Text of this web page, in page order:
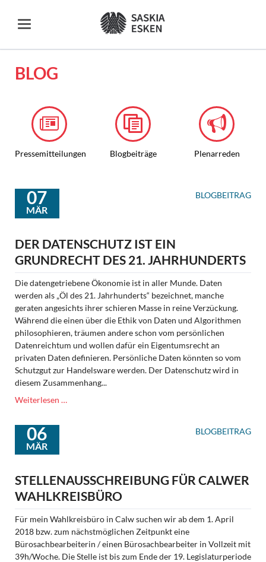
BLOG
Pressemitteilungen Blogbeiträge Plenarreden
BLOGBEITRAG
07
MÄR
DER DATENSCHUTZ IST EIN
GRUNDRECHT DES 21. JAHRHUNDERTS
Die datengetriebene Ökonomie ist in aller Munde. Daten
werden als „Öl des 21. Jahrhunderts“ bezeichnet, manche
geraten angesichts ihrer schieren Masse in reine Verzückung.
Während die einen über die Ethik von Daten und Algorithmen
philosophieren, träumen andere schon vom persönlichen
Datenreichtum und wollen dafür ein Eigentumsrecht an
privaten Daten definieren. Persönliche Daten könnten so vom
Schutzgut zur Handelsware werden. Der Datenschutz wird in
diesem Zusammenhang...
Weiterlesen …
21.
Jahrhunderts
BLOGBEITRAG
06
MÄR
STELLENAUSSCHREIBUNG FÜR CALWER
WAHLKREISBÜRO
Für mein Wahlkreisbüro in Calw suchen wir ab dem 1. April
2018 bzw. zum nächstmöglichen Zeitpunkt eine
Bürosachbearbeiterin / einen Bürosachbearbeiter in Vollzeit mit
39h/Woche. Die Stelle ist bis zum Ende der 19. Legislaturperiode